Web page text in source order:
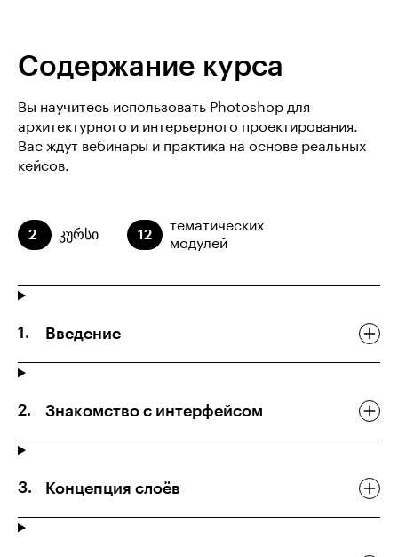
Содержание курса
Вы научитесь использовать Photoshop для
архитектурного и интерьерного проектирования.
Вас ждут вебинары и практика на основе реальных
кейсов.
2 კურსი 12
тематических
модулей
Введение
Знакомство с интерфейсом
Концепция слоёв